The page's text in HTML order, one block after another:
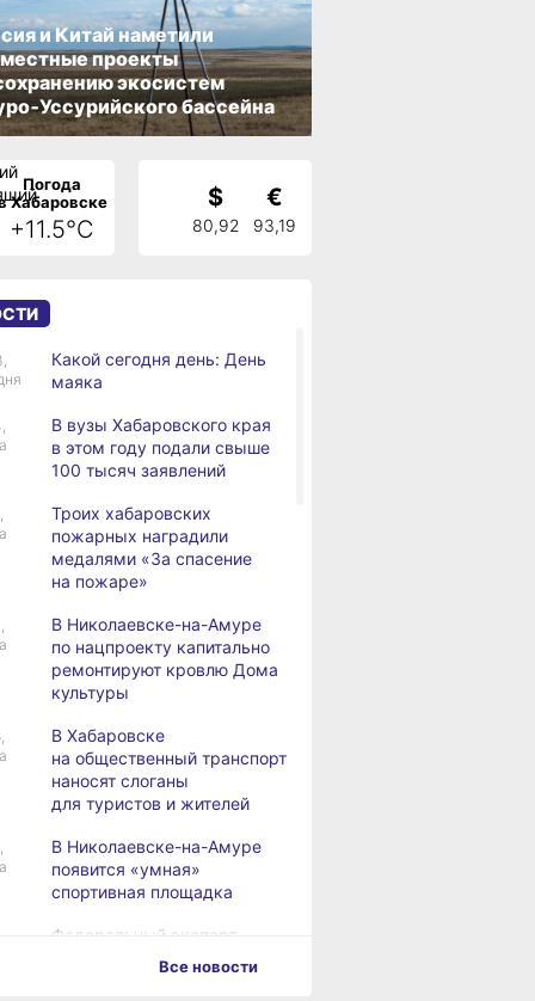
и Китай наметили
проекты
экосистем
бассейна
Погода
Хабаровске
+11.5°C
$
80,92
€
93,19
Какой сегодня день: День
маяка
В вузы Хабаровского края
в этом году подали свыше
100 тысяч заявлений
Троих хабаровских
пожарных наградили
медалями «За спасение
на пожаре»
В Николаевске-на-Амуре
по нацпроекту капитально
ремонтируют кровлю Дома
культуры
В Хабаровске
на общественный транспорт
наносят слоганы
для туристов и жителей
В Николаевске-на-Амуре
появится «умная»
спортивная площадка
Федеральный эксперт
высоко оценил спортивную
Все новости